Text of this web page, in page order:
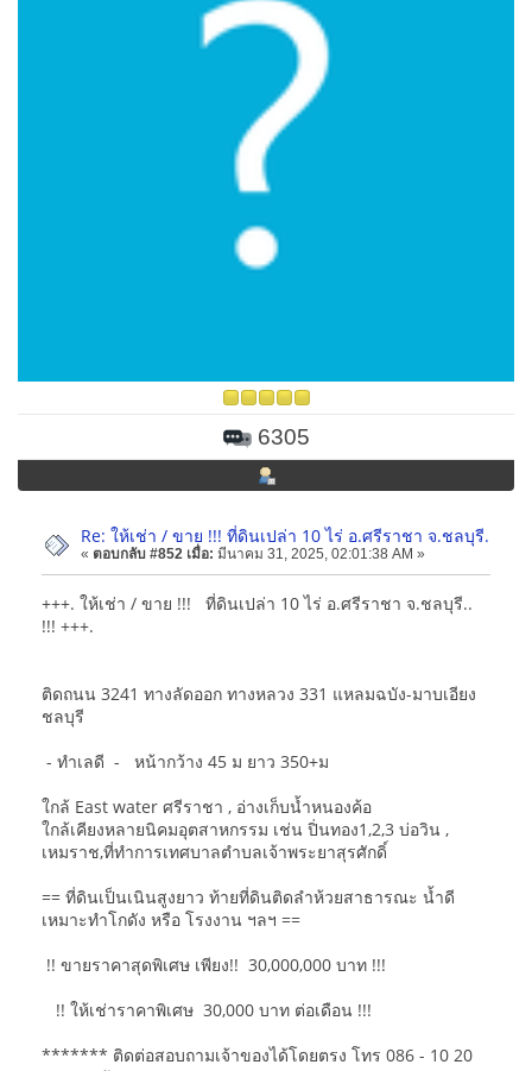
6305
Re: ให้เช่า / ขาย !!! ที่ดินเปล่า 10 ไร่ อ.ศรีราชา จ.ชลบุรี.
« ตอบกลับ #852 เมื่อ: มีนาคม 31, 2025, 02:01:38 AM »
+++. ให้เช่า / ขาย !!! ที่ดินเปล่า 10 ไร่ อ.ศรีราชา จ.ชลบุรี..
!!! +++.
ติดถนน 3241 ทางลัดออก ทางหลวง 331 แหลมฉบัง-มาบเอียง
ชลบุรี
- ทำเลดี - หน้ากว้าง 45 ม ยาว 350+ม
ใกล้ East water ศรีราชา , อ่างเก็บน้ำหนองค้อ
ใกล้เคียงหลายนิคมอุตสาหกรรม เช่น ปิ่นทอง1,2,3 บ่อวิน ,
เหมราช,ที่ทำการเทศบาลตำบลเจ้าพระยาสุรศักดิ์
== ที่ดินเป็นเนินสูงยาว ท้ายที่ดินติดลำห้วยสาธารณะ น้ำดี
เหมาะทำโกดัง หรือ โรงงาน ฯลฯ ==
!! ขายราคาสุดพิเศษ เพียง!! 30,000,000 บาท !!!
!! ให้เช่าราคาพิเศษ 30,000 บาท ต่อเดือน !!!
******* ติดต่อสอบถามเจ้าของได้โดยตรง โทร 086 - 10 20